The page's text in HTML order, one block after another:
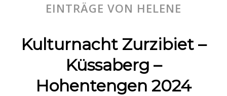
EINTRÄGE VON HELENE
Kulturnacht Zurzibiet –
Küssaberg –
Hohentengen 2024